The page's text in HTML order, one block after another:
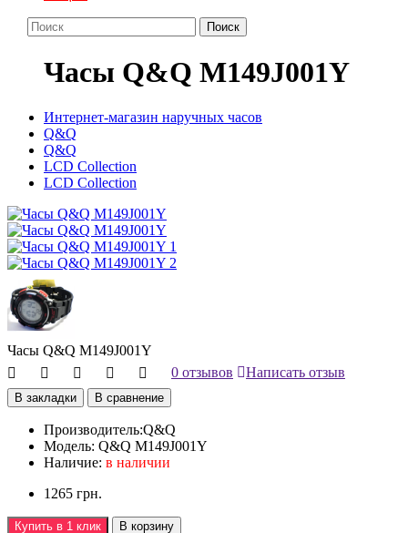
Поиск
Часы Q&Q M149J001Y
Интернет-магазин наручных часов
Q&Q
Q&Q
LCD Collection
LCD Collection
Часы Q&Q M149J001Y
0 отзывов
Написать отзыв
В закладки В сравнение
Производитель:Q&Q
Модель: Q&Q M149J001Y
Наличие: в наличии
1265 грн.
Купить в 1 клик В корзину